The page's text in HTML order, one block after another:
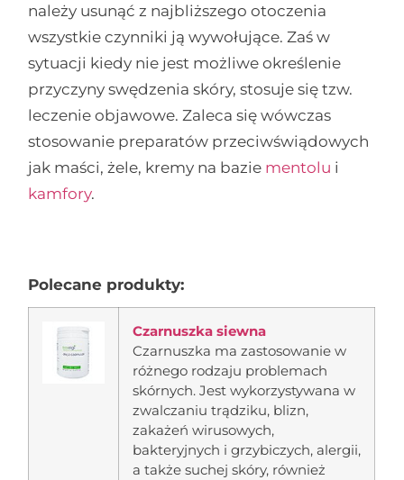
należy usunąć z najbliższego otoczenia
wszystkie czynniki ją wywołujące. Zaś w
sytuacji kiedy nie jest możliwe określenie
przyczyny swędzenia skóry, stosuje się tzw.
leczenie objawowe. Zaleca się wówczas
stosowanie preparatów przeciwświądowych
jak maści, żele, kremy na bazie mentolu i
kamfory.
Polecane produkty:
Czarnuszka siewna
Czarnuszka ma zastosowanie w
różnego rodzaju problemach
skórnych. Jest wykorzystywana w
zwalczaniu trądziku, blizn,
zakażeń wirusowych,
bakteryjnych i grzybiczych, alergii,
a także suchej skóry, również